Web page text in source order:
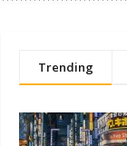
Trending